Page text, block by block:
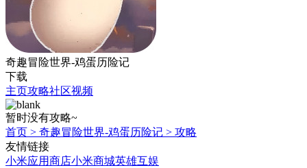
奇趣冒险世界-鸡蛋历险记
下载
主页攻略社区视频
暂时没有攻略~
首页 > 奇趣冒险世界-鸡蛋历险记 > 攻略
友情链接
小米应用商店小米商城英雄互娱